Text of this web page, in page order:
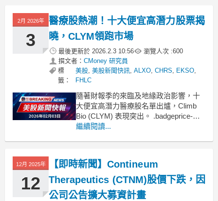
與基本面雙重優勢，值得投資人留意。
這份名單主要依據兩大指標進行評分：
代表股價強勢程度的「動能評級
2月 2026年
3
醫療股熱潮！十大便宜高潛力股票揭
曉，CLYM領跑市場
最後更新於 2026.2.3 10:56 瀏覽人次 :600
撰文者： CMoney 研究員
標
籤：
美股,美股新聞快訊,ALXO,CHRS, EKSO,
FHLC
隨著財報季的來臨及地緣政治影響，十
大便宜高潛力醫療股名單出爐，Climb
Bio (CLYM) 表現突出。 .badgeprice-
container {
gap: 1rem !important;
繼續閱讀...
12月 2025年
12
【即時新聞】Contineum
Therapeutics (CTNM)股價下跌，因
公司公告擴大募資計畫